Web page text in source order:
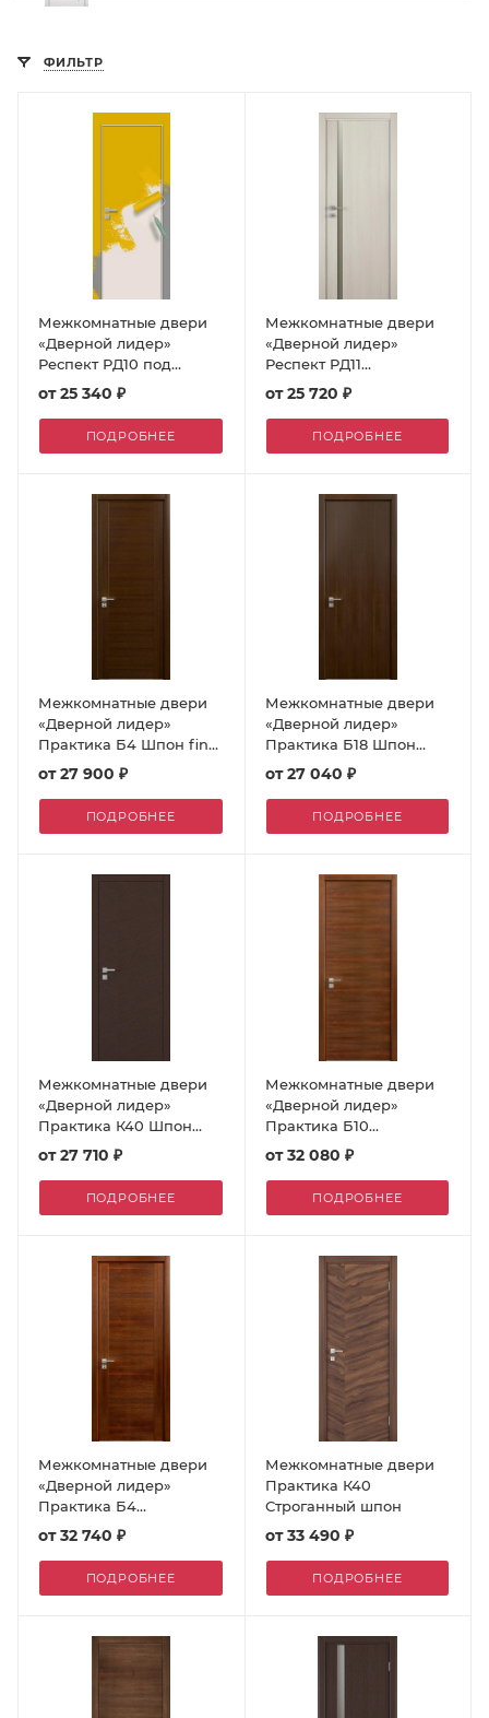
ФИЛЬТР
Межкомнатные двери
«Дверной лидер»
Респект РД10 под
покраску
от25 340 ₽
ПОДРОБНЕЕ
Межкомнатные двери
«Дверной лидер»
Респект РД11
Полипропиленовая
пленка
от25 720 ₽
ПОДРОБНЕЕ
Межкомнатные двери
«Дверной лидер»
Практика Б4 Шпон fine-
line
от27 900 ₽
ПОДРОБНЕЕ
Межкомнатные двери
«Дверной лидер»
Практика Б18 Шпон
fine-line
от27 040 ₽
ПОДРОБНЕЕ
Межкомнатные двери
«Дверной лидер»
Практика К40 Шпон
fine-line
от27 710 ₽
ПОДРОБНЕЕ
Межкомнатные двери
«Дверной лидер»
Практика Б10
Строганный шпон
от32 080 ₽
ПОДРОБНЕЕ
Межкомнатные двери
«Дверной лидер»
Практика Б4
Строганный шпон
от32 740 ₽
ПОДРОБНЕЕ
Межкомнатные двери
Практика К40
Строганный шпон
от33 490 ₽
ПОДРОБНЕЕ